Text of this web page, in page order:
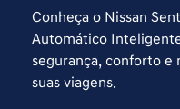
Conheça o Nissan
Automático
segurança, conforto e
suas viagens.